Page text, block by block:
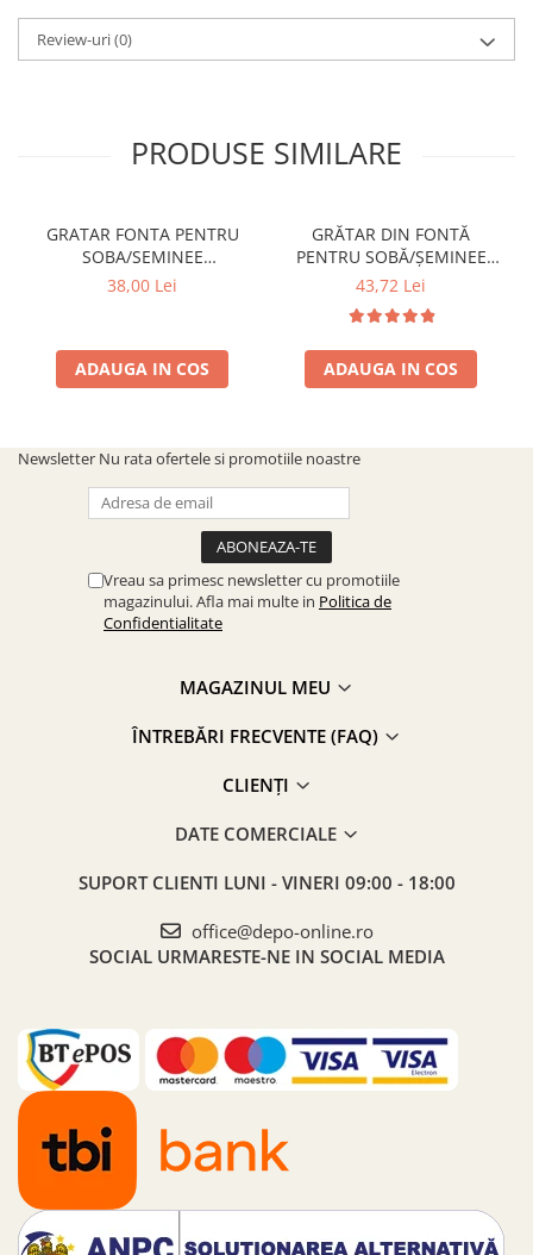
Review-uri(0)
PRODUSE SIMILARE
GRATAR FONTA PENTRU
SOBA/SEMINEE
DIMENSIUNE 250x170 mm
38,00 Lei
ADAUGA IN COS
GRĂTAR DIN FONTĂ
PENTRU SOBĂ/ȘEMINEE
DIMENSIUNE 300 mm x 200
43,72 Lei
ADAUGA IN COS
Newsletter Nu rata ofertele si promotiile noastre
Vreau sa primesc newsletter cu promotiile
magazinului. Afla mai multe in Politica de
Confidentialitate
MAGAZINUL MEU
ÎNTREBĂRI FRECVENTE (FAQ)
CLIENȚI
DATE COMERCIALE
SUPORT CLIENTI LUNI - VINERI 09:00 - 18:00
office@depo-online.ro
SOCIAL URMARESTE-NE IN SOCIAL MEDIA